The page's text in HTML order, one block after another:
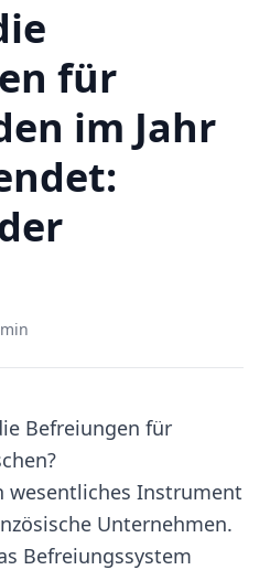
für
im Jahr
Befreiungen für
wesentliches Instrument
Unternehmen.
Befreiungssystem